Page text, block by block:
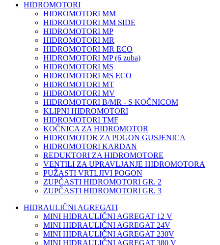
HIDROMOTORI
HIDROMOTORI MM
HIDROMOTORI MM SIDE
HIDROMOTORI MP
HIDROMOTORI MR
HIDROMOTORI MR ECO
HIDROMOTORI MP (6 zuba)
HIDROMOTORI MS
HIDROMOTORI MS ECO
HIDROMOTORI MT
HIDROMOTORI MV
HIDROMOTORI B/MR - S KOČNICOM
KLIPNI HIDROMOTORI
HIDROMOTORI TMF
KOČNICA ZA HIDROMOTOR
HIDROMOTOR ZA POGON GUSJENICA
HIDROMOTORI KARDAN
REDUKTORI ZA HIDROMOTORE
VENTILI ZA UPRAVLJANJE HIDROMOTORA
PUŽASTI VRTLJIVI POGON
ZUPČASTI HIDROMOTORI GR. 2
ZUPČASTI HIDROMOTORI GR. 3
HIDRAULIČNI AGREGATI
MINI HIDRAULIČNI AGREGAT 12 V
MINI HIDRAULIČNI AGREGAT 24V
MINI HIDRAULIČNI AGREGAT 230V
MINI HIDRAULIČNI AGREGAT 380 V